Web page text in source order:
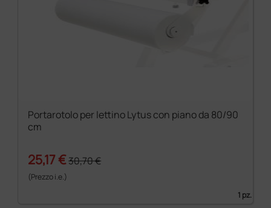
Portarotolo per lettino Lytus con piano da 80/90
cm
25,17 €30,70 €
(Prezzo i.e.)
1 pz.